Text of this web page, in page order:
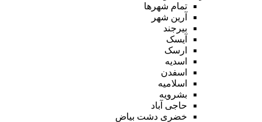
تمام شهر‌ها
آرین شهر
بیرجند
آیسک
ارسک
اسدیه
اسفدن
اسلامیه
بشرویه
حاجی آباد
خضری دشت بیاض